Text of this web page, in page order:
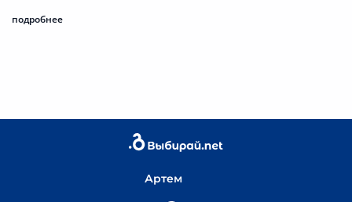
подробнее
Артем